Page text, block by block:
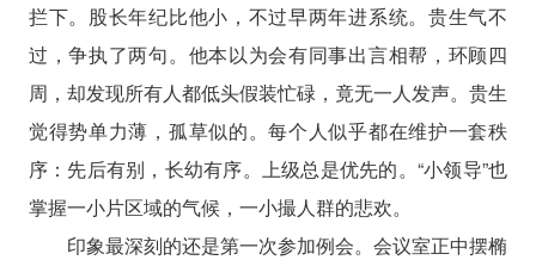
拦下。股长年纪比他小，不过早两年进系统。贵生气不
过，争执了两句。他本以为会有同事出言相帮，环顾四
周，却发现所有人都低头假装忙碌，竟无一人发声。贵生
觉得势单力薄，孤草似的。每个人似乎都在维护一套秩
序：先后有别，长幼有序。上级总是优先的。“小领导”也
掌握一小片区域的气候，一小撮人群的悲欢。
印象最深刻的还是第一次参加例会。会议室正中摆椭